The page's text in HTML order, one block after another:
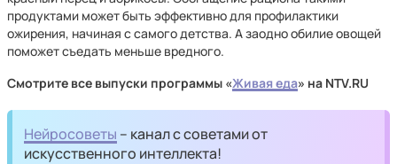
продуктами может быть эффективно для профилактики
ожирения, начиная с самого детства. А заодно обилие овощей
поможет съедать меньше вредного.
Смотрите все выпуски программы «Живая еда» на NTV.RU
Нейросоветы – канал с советами от
искусственного интеллекта!